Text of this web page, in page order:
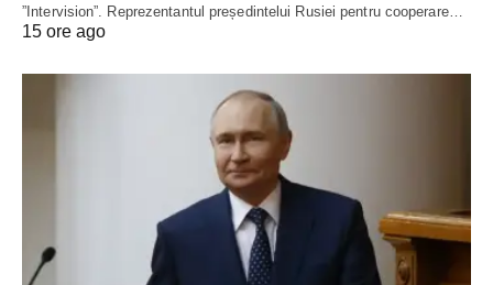
”Intervision”. Reprezentantul președintelui Rusiei pentru cooperare…
15 ore ago